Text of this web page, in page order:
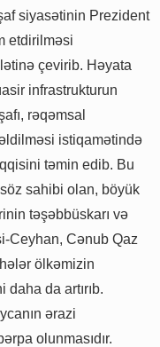
siyasətinin Prezident
etdirilməsi
çevirib. Həyata
infrastrukturun
rəqəmsal
istiqamətində
təmin edib. Bu
sahibi olan, böyük
təşəbbüskarı və
Ceyhan, Cənub Qaz
ölkəmizin
da artırıb.
ərazi
olunmasıdır.